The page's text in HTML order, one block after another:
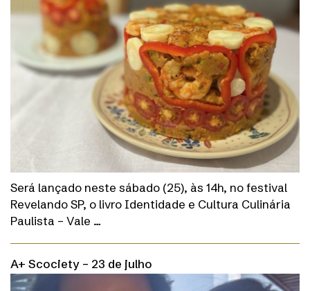
Será lançado neste sábado (25), às 14h, no festival
Revelando SP, o livro Identidade e Cultura Culinária
Paulista – Vale …
A+ Scociety – 23 de julho